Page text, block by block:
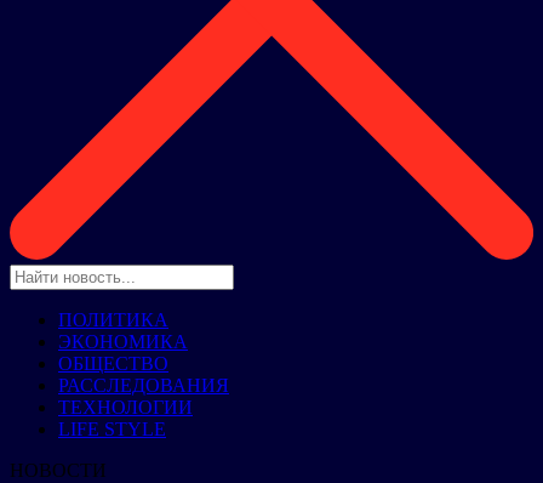
ПОЛИТИКА
ЭКОНОМИКА
ОБЩЕСТВО
РАССЛЕДОВАНИЯ
ТЕХНОЛОГИИ
LIFE STYLE
НОВОСТИ